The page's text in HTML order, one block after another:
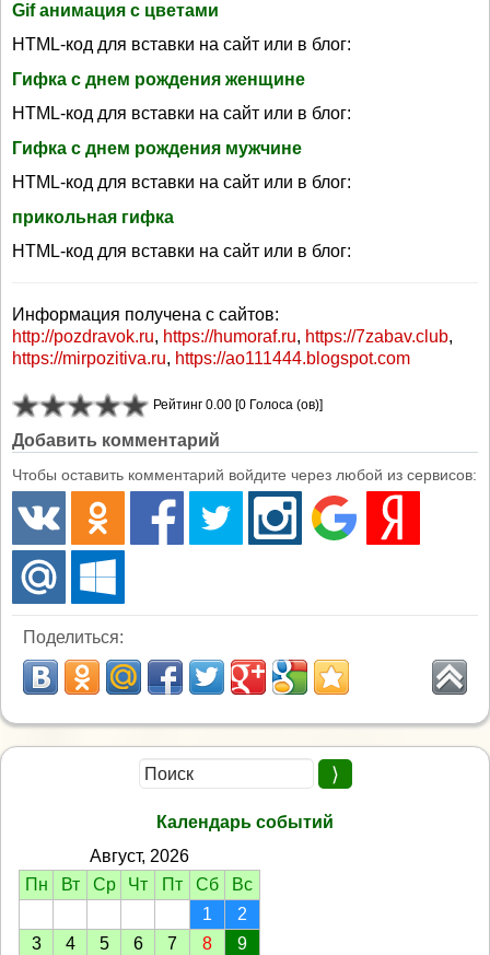
Gif анимация с цветами
HTML-код для вставки на сайт или в блог:
Гифка с днем рождения женщине
HTML-код для вставки на сайт или в блог:
Гифка с днем рождения мужчине
HTML-код для вставки на сайт или в блог:
прикольная гифка
HTML-код для вставки на сайт или в блог:
Информация получена с сайтов:
http://pozdravok.ru, https://humoraf.ru, https://7zabav.club,
https://mirpozitiva.ru, https://ao111444.blogspot.com
Рейтинг 0.00 [0 Голоса (ов)]
Добавить комментарий
Чтобы оставить комментарий войдите через любой из сервисов:
Поделиться:
Календарь событий
Август, 2026
Пн
Вт Ср Чт Пт Сб
Вс
1
2
3
4 5 6 7 8
9